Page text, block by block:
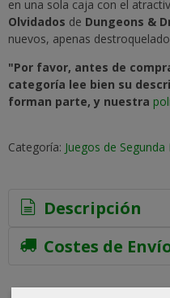
en una sola caja con el
Olvidados de Dungeons &
nuevos, apenas
"Por favor, antes de
categoría lee bien su
forman parte, y nuestra
Categoría: Juegos de Segunda
Descripción
Costes de